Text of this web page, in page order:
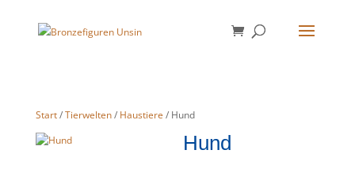
Start/Tierwelten/ Haustiere / Hund
Hund